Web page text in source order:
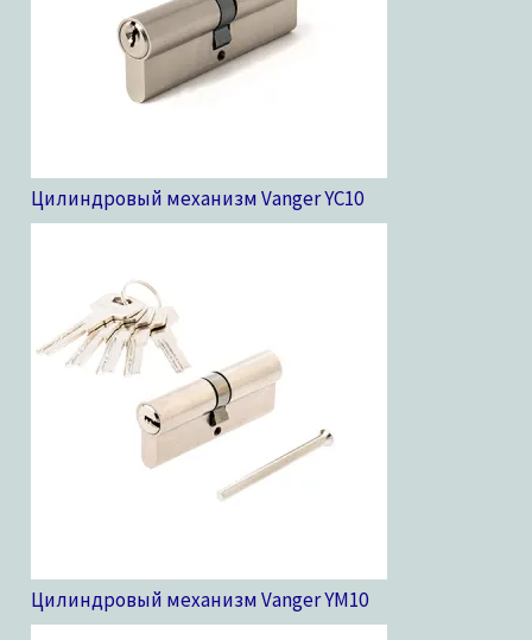
Цилиндровый механизм Vanger YC10
Цилиндровый механизм Vanger YM10